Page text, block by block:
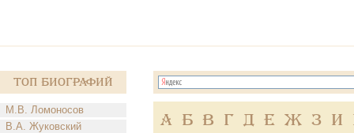
Топ Биографий
М.В. Ломоносов
В.А. Жуковский
А Б В Г Д Е Ж З И